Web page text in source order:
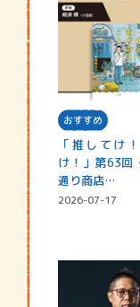
おすすめ
「推してけ
け！」第63
通り商店…
2026-07-17